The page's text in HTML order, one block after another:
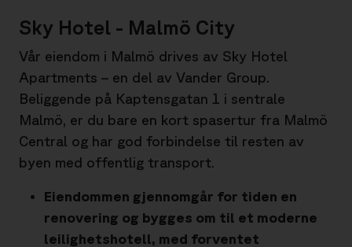
Sky Hotel - Malmö City
Vår eiendom i Malmö drives av Sky Hotel
Apartments – en del av Vander Group.
Beliggende på Kaptensgatan 1 i sentrale
Malmö, er du bare en kort spasertur fra Malmö
Central og har god forbindelse til resten av
byen med offentlig transport.
Eiendommen gjennomgår for tiden en
renovering og bygges om til et moderne
leilighetshotell, med forventet